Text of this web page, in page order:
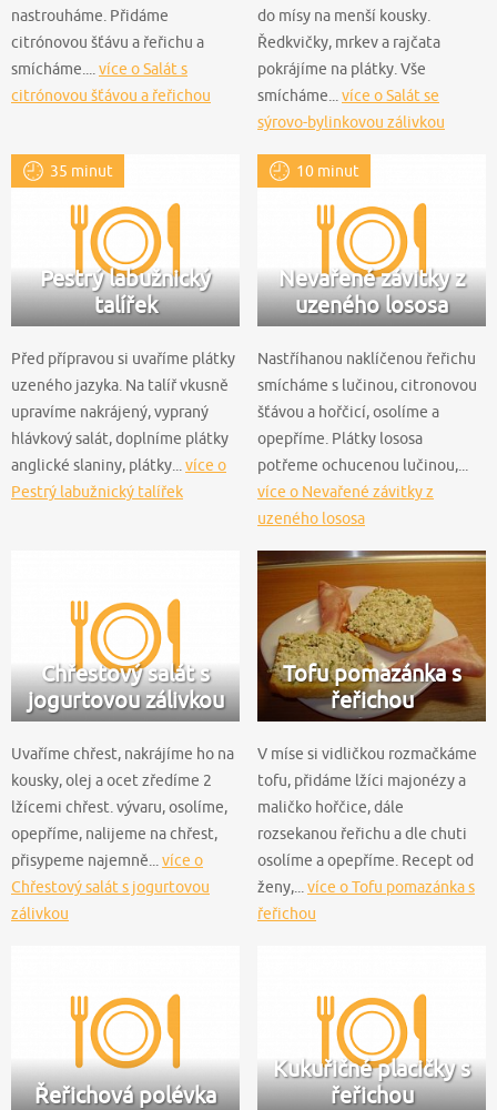
nastrouháme. Přidáme
citrónovou šťávu a řeřichu a
smícháme....více o Salát s
citrónovou šťávou a řeřichou
do mísy na menší kousky.
Ředkvičky, mrkev a rajčata
pokrájíme na plátky. Vše
smícháme...více o Salát se
sýrovo-bylinkovou zálivkou
35 minut
Pestrý labužnický
talířek
Před přípravou si uvaříme plátky
uzeného jazyka. Na talíř vkusně
upravíme nakrájený, vypraný
hlávkový salát, doplníme plátky
anglické slaniny, plátky... více o
Pestrý labužnický talířek
10 minut
Nevařené závitky z
uzeného lososa
Nastříhanou naklíčenou řeřichu
smícháme s lučinou, citronovou
šťávou a hořčicí, osolíme a
opepříme. Plátky lososa
potřeme ochucenou lučinou,...
více o Nevařené závitky z
uzeného lososa
Chřestový salát s
jogurtovou zálivkou
Uvaříme chřest, nakrájíme ho na
kousky, olej a ocet zředíme 2
lžícemi chřest. vývaru, osolíme,
opepříme, nalijeme na chřest,
přisypeme najemně... více o
Chřestový salát s jogurtovou
zálivkou
Tofu pomazánka s
řeřichou
V míse si vidličkou rozmačkáme
tofu, přidáme lžíci majonézy a
maličko hořčice, dále
rozsekanou řeřichu a dle chuti
osolíme a opepříme. Recept od
ženy,... více o Tofu pomazánka s
řeřichou
Řeřichová polévka
Kukuřičné placičky s
řeřichou